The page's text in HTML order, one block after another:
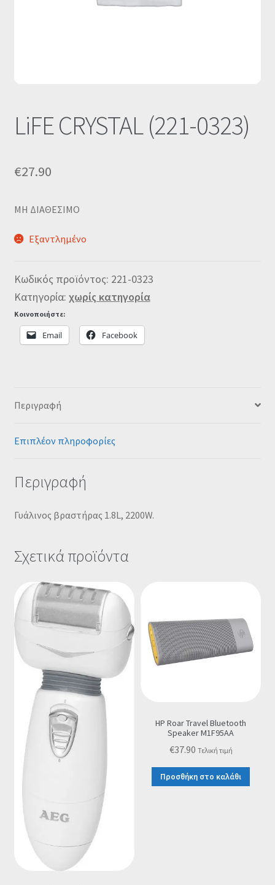
LiFE CRYSTAL (221-0323)
€27.90
MΗ ΔΙΑΘΕΣΙΜΟ
Εξαντλημένο
Κωδικός προϊόντος: 221-0323
Κατηγορία: χωρίς κατηγορία
Κοινοποιήστε:
Email Facebook
Περιγραφή
Επιπλέον πληροφορίες
Περιγραφή
Γυάλινος βραστήρας 1.8L, 2200W.
Σχετικά προϊόντα
HP Roar Travel Bluetooth
Speaker M1F95AA
€37.90 Τελική τιμή
Προσθήκη στο καλάθι